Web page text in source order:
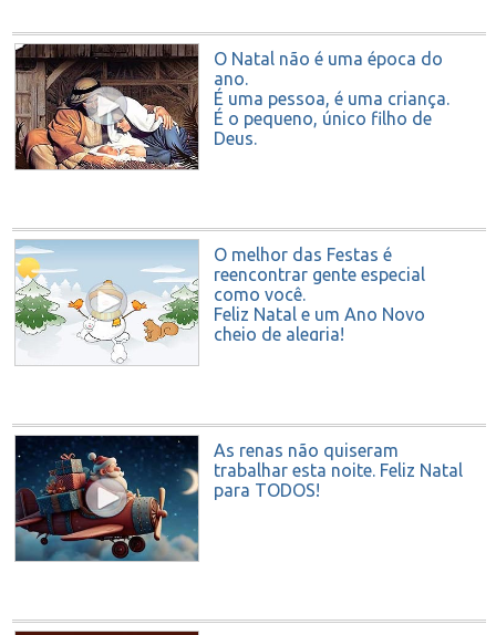
O Natal não é uma época do
ano.
É uma pessoa, é uma criança.
É o pequeno, único filho de
Deus.
coração
e conhecerá o verdadeiro
significado do Natal.
Feliz Natal.
O melhor das Festas é
reencontrar gente especial
como você.
Feliz Natal e um Ano Novo
cheio de alegria!
As renas não quiseram
trabalhar esta noite. Feliz Natal
para TODOS!